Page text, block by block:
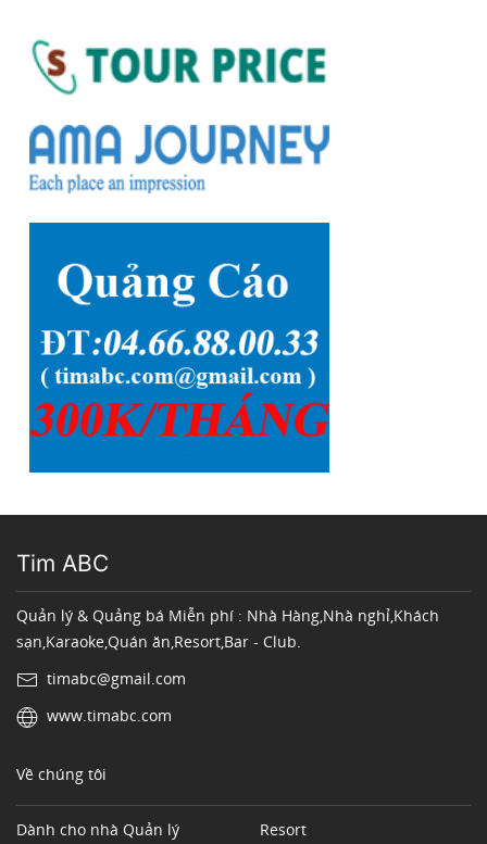
Tim ABC
Quản lý & Quảng bá Miễn phí : Nhà Hàng,Nhà nghỉ,Khách
sạn,Karaoke,Quán ăn,Resort,Bar - Club.
timabc@gmail.com
www.timabc.com
Về chúng tôi
Dành cho nhà Quản lý
Resort